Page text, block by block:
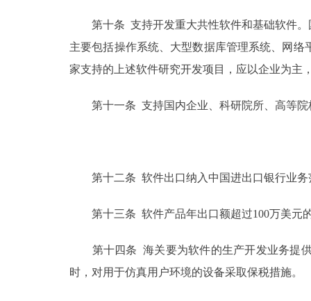
第十条 支持开发重大共性软件和基础软件。
主要包括操作系统、大型数据库管理系统、网
家支持的上述软件研究开发项目，应以企业为主
第十一条 支持国内企业、科研院所、高等院
第十二条 软件出口纳入中国进出口银行业务
第十三条 软件产品年出口额超过100万美元
第十四条 海关要为软件的生产开发业务提供
时，对用于仿真用户环境的设备采取保税措施。